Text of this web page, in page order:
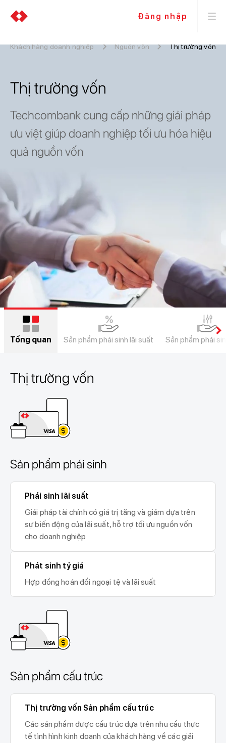
Đăng nhập
Khách hàng doanh nghiệp Nguồn vốn Thị trường vốn
Thị trường vốn
Techcombank cung cấp những giải pháp
ưu việt giúp doanh nghiệp tối ưu hóa hiệu
quả nguồn vốn
Tổng quan Sản phẩm phái sinh lãi suất Sản phẩm phái
chevron_right
Thị trường vốn
Sản phẩm phái sinh
Phái sinh lãi suất
Giải pháp tài chính có giá trị tăng và giảm dựa trên
sự biến động của lãi suất, hỗ trợ tối ưu nguồn vốn
cho doanh nghiệp
Phát sinh tỷ giá
Hợp đồng hoán đổi ngoại tệ và lãi suất
Sản phẩm cấu trúc
Thị trường vốn Sản phẩm cấu trúc
Các sản phẩm được cấu trúc dựa trên nhu cầu thực
tế tình hình kinh doanh của khách hàng về các giải